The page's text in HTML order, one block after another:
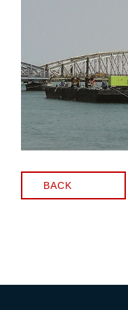
BACK